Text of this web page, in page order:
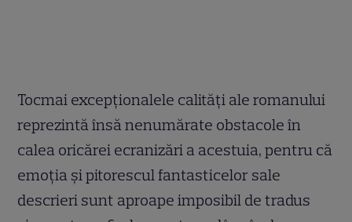
Tocmai excepționalele calități ale romanului
reprezintă însă nenumărate obstacole în
calea oricărei ecranizări a acestuia, pentru că
emoția și pitorescul fantasticelor sale
descrieri sunt aproape imposibil de tradus